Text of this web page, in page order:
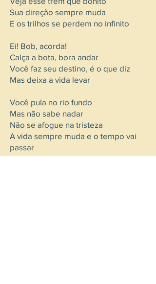
Sua direção sempre muda
E os trilhos se perdem no infinito
Ei! Bob, acorda!
Calça a bota, bora andar
Você faz seu destino, é o que diz
Mas deixa a vida levar
Você pula no rio fundo
Mas não sabe nadar
Não se afogue na tristeza
A vida sempre muda e o tempo vai
passar